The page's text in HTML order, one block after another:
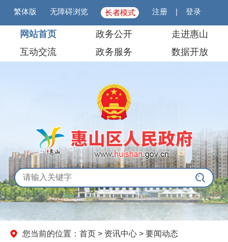
繁体版 无障碍浏览 长者模式 注册 |登录
网站首页 政务公开
走进惠山
互动交流
政务服务 数据开放
您当前的位置： 首页 > 资讯中心 > 要闻动态